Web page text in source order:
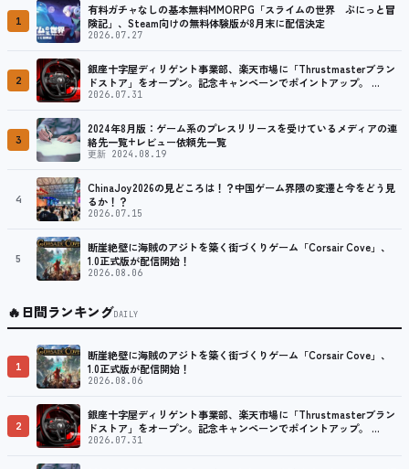
1
有料ガチャなしの基本無料MMORPG「スライムの世界 ぷにっと冒
険記」、Steam向けの無料体験版が8月末に配信決定
2026.07.27
2
銀座十字屋ディリゲント事業部、楽天市場に「Thrustmasterブラン
ドストア」をオープン。記念キャンペーンでポイントアップ。 …
2026.07.31
3
2024年8月版：ゲーム系のプレスリリースを受けているメディアの連
絡先一覧+レビュー依頼先一覧
更新 2024.08.19
4
ChinaJoy2026の見どころは！？中国ゲーム界隈の変遷と今をどう見
るか！？
2026.07.15
5
断崖絶壁に海賊のアジトを築く街づくりゲーム「Corsair Cove」、
1.0正式版が配信開始！
2026.08.06
🔥日間ランキングDAILY
1
断崖絶壁に海賊のアジトを築く街づくりゲーム「Corsair Cove」、
1.0正式版が配信開始！
2026.08.06
2
銀座十字屋ディリゲント事業部、楽天市場に「Thrustmasterブラン
ドストア」をオープン。記念キャンペーンでポイントアップ。 …
2026.07.31